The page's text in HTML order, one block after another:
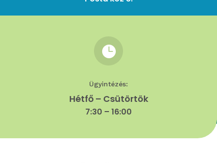

Ügyintézés:
Hétfő – Csütörtök
7:30 – 16:00